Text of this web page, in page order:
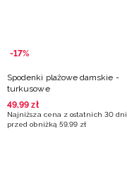
-17%
Spodenki plażowe damskie -
turkusowe
49,99 zł
Najniższa cena z ostatnich 30 dni
przed obniżką 59,99 zł